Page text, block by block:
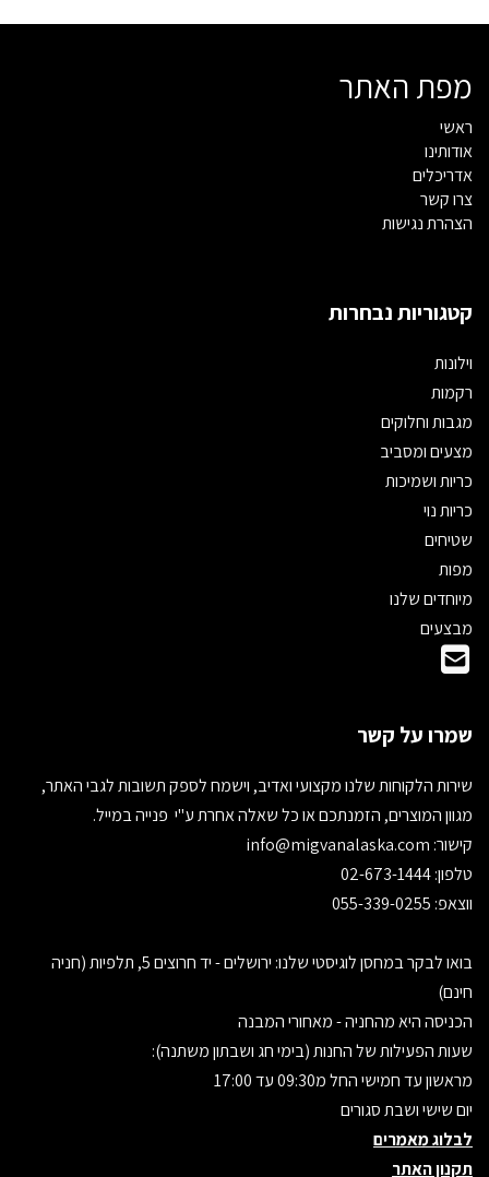
מפת האתר
ראשי
אודותינו
אדריכלים
צרו קשר
הצהרת נגישות
קטגוריות נבחרות
וילונות
רקמות
מגבות וחלוקים
מצעים ומסביב
כריות ושמיכות
כריות נוי
שטיחים
מפות
מיוחדים שלנו
מבצעים
שמרו על קשר
שירות הלקוחות שלנו מקצועי ואדיב, וישמח לספק תשובות לגבי האתר,
מגוון המוצרים, הזמנתכם או כל שאלה אחרת ע"י פנייה במייל.
קישור:
טלפון: 02-673-1444
ווצאפ: 055-339-0255
בואו לבקר במחסן לוגיסטי שלנו: ירושלים - יד חרוצים 5, תלפיות (חניה
חינם)
הכניסה היא מהחניה - מאחורי המבנה
שעות הפעילות של החנות (בימי חג ושבתון משתנה):
מראשון עד חמישי החל מ09:30 עד 17:00
יום שישי ושבת סגורים
לבלוג מאמרים
תקנון האתר